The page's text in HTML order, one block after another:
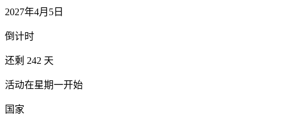
2027年4月5日
倒计时
还剩 242 天
活动在星期一开始
国家